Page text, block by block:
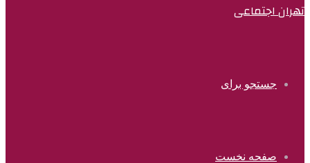
تهران اجتماعی
جستجو برای
صفحه نخست